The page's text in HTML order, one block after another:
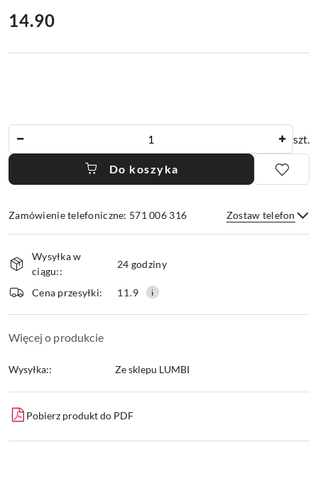
cena:
14.90
szt.
Do koszyka
Zamówienie telefoniczne: 571 006 316 Zostaw telefon
i
dostawa
Wysyłka w
ciągu::
24 godziny
Cena przesyłki: 11.9
Więcej o produkcie
Wysyłka:: Ze sklepu LUMBI
Pobierz produkt do PDF